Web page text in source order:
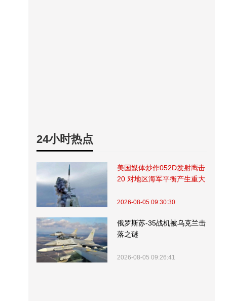
24小时热点
美国媒体炒作052D发射鹰击
20 对地区海军平衡产生重大
2026-08-05 09:30:30
俄罗斯苏-35战机被乌克兰击
落之谜
2026-08-05 09:26:41